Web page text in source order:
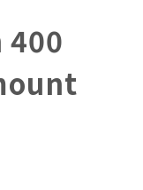
金🛍️
400